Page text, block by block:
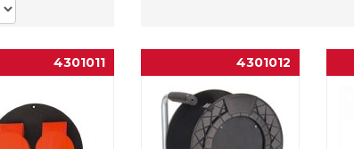
4301011 4301012